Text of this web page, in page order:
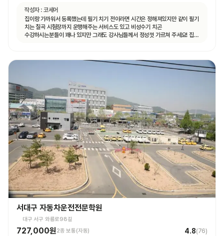
작성자 : 코세어
집이랑 가까워서 등록했는데 필기 치기 전이라면 시간은 정해져있지만 같이 필기
치는 칠곡 시험장까지 운행해주는 서비스도 있고 비성수기 치곤
수강하시는분들이 꽤나 있지만 그래도 강사님들께서 정성껏 가르쳐 주세요! 집
서대구 자동차운전전문학원
대구 서구 와룡로98길
727,000원2종 보통(자동) 4.8(76)